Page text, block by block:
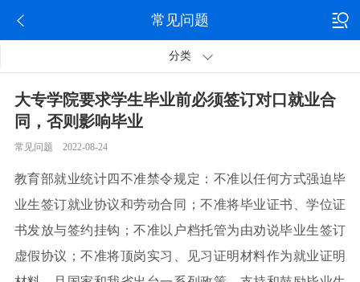
常见问题
分类
大专学院要求学生毕业前必须签订对口就业合
同，否则影响毕业
常见问题 2022-08-24
教育部就业统计四不准禁令规定：不准以任何方式强迫毕
业生签订就业协议和劳动合同；不准将毕业证书、学位证
书发放与签约挂钩；不准以户档托管为由劝说毕业生签订
虚假协议；不准将顶岗实习、见习证明材料作为就业证明